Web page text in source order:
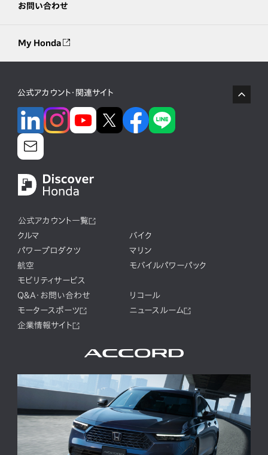
お問い合わせ
My Honda
公式アカウント・関連サイト
公式アカウント一覧
クルマ
バイク
パワープロダクツ
マリン
航空
モバイルパワーパック
モビリティサービス
Q&A・お問い合わせ
リコール
モータースポーツ
ニュースルーム
企業情報サイト